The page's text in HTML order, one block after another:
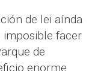
de lei aínda
imposible facer
de
enorme